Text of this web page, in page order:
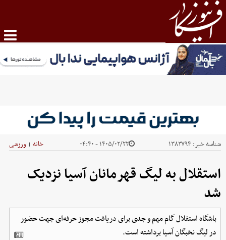
شناسه خبر: ۱۳۸۳۷۹۴ ۱۴۰۵/۰۲/۲۲ - ۰۴:۴۰ خانه | ورزشی
استقلال به لیگ قهرمانان آسیا نزدیک
شد
باشگاه استقلال گام مهم و جدی برای دریافت مجوز حرفه‌ای جهت حضور
در لیگ نخبگان آسیا برداشته است.